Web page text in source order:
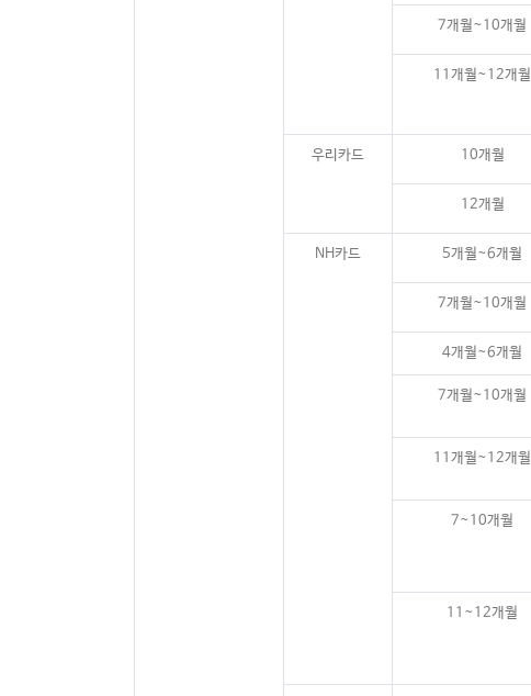
7개월~10개월
11개월~12개월
우리카드 10개월
12개월
NH카드 5개월~6개월
7개월~10개월
4개월~6개월
7개월~10개월
11개월~12개월
7~10개월
11~12개월